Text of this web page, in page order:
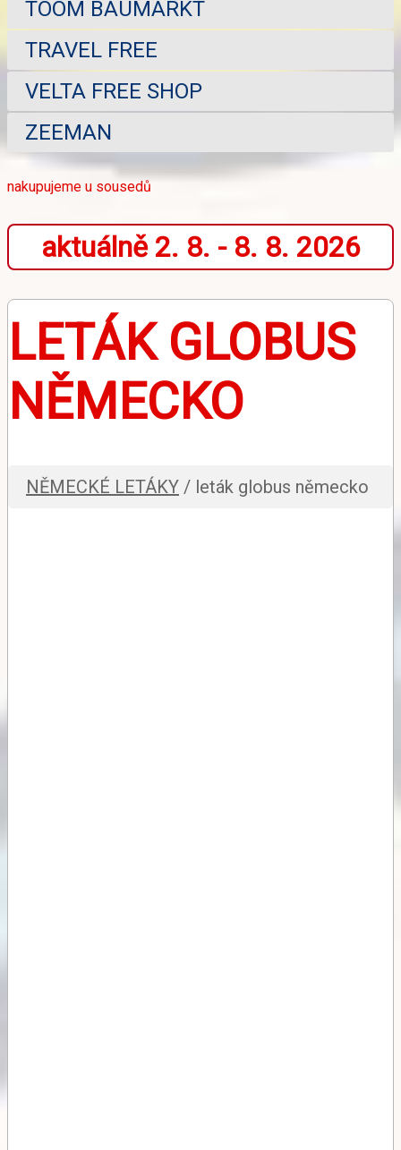
TOOM BAUMARKT
TRAVEL FREE
VELTA FREE SHOP
ZEEMAN
nakupujeme u sousedů
aktuálně 2. 8. - 8. 8. 2026
LETÁK GLOBUS
NĚMECKO
NĚMECKÉ LETÁKY / leták globus německo